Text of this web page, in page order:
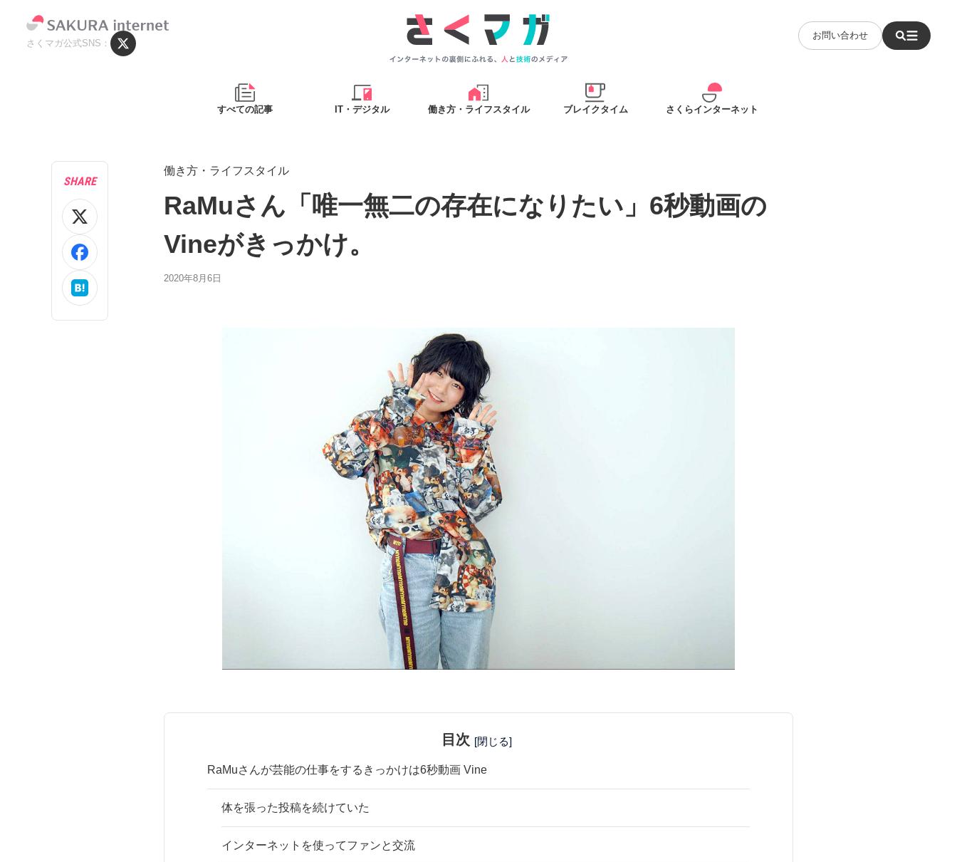
さくマガ公式SNS
お問い合わせ
すべての記事 IT・デジタル 働き方・ライフスタイル ブレイクタイム さくらインターネット
働き方・ライフスタイル
RaMuさん「唯一無二の存在になりたい」6秒動画の
Vineがきっかけ。
2020年8月6日
SHARE
目次 [閉じる]
RaMuさんが芸能の仕事をするきっかけは6秒動画 Vine
体を張った投稿を続けていた
インターネットを使ってファンと交流